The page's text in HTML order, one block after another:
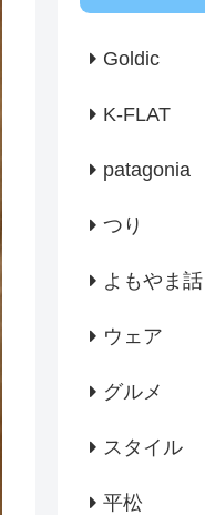
Goldic
K-FLAT
patagonia
つり
よもやま話
ウェア
グルメ
スタイル
平松